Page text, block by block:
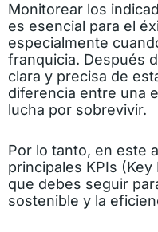
Monitorear los
es esencial para el
especialmente
franquicia. Después
clara y precisa de
diferencia entre una
lucha por sobrevivir.
Por lo tanto, en este
principales KPIs
que debes seguir
sostenible y la